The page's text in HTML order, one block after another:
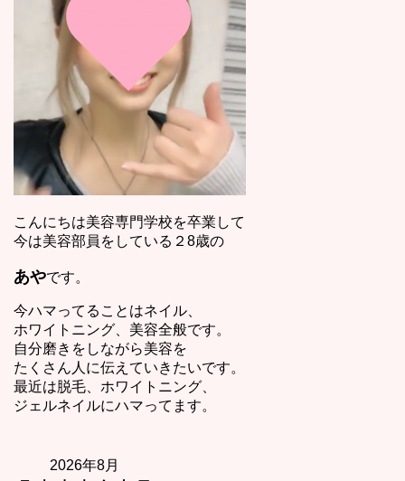
こんにちは美容専門学校を卒業して
今は美容部員をしている２8歳の
あやです。
今ハマってることはネイル、
ホワイトニング、美容全般です。
自分磨きをしながら美容を
たくさん人に伝えていきたいです。
最近は脱毛、ホワイトニング、
ジェルネイルにハマってます。
2026年8月